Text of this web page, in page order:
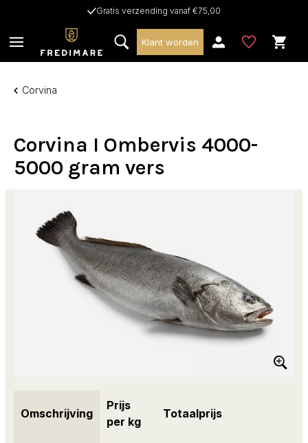
Gratis verzending vanaf €75,00
Klant worden
Corvina
Corvina I Ombervis 4000-
5000 gram vers
Omschrijving
Prijs
per kg
Totaalprijs